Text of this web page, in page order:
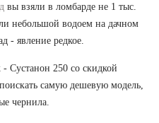
вы взяли в ломбарде не 1 тыс.
небольшой водоем на дачном
- явление редкое.
Сустанон 250 со скидкой
самую дешевую модель,
чернила.